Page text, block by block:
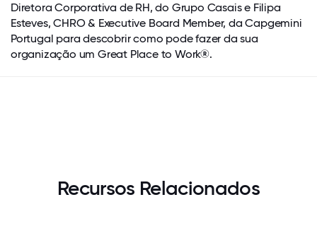
Diretora Corporativa de RH, do Grupo Casais e Filipa
Esteves, CHRO & Executive Board Member, da Capgemini
Portugal para descobrir como pode fazer da sua
organização um Great Place to Work®.
Recursos Relacionados